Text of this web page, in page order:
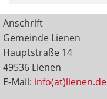
Anschrift
Gemeinde Lienen
Hauptstraße 14
49536 Lienen
E-Mail: info(at)lienen.de